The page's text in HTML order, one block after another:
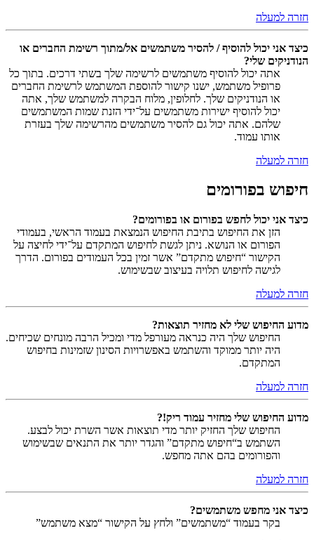
חזרה למעלה
כיצד אני יכול להוסיף / להסיר משתמשים אל/מתוך רשימת החברים או
הנודניקים שלי?
אתה יכול להוסיף משתמשים לרשימה שלך בשתי דרכים. בתוך כל
פרופיל משתמש, ישנו קישור להוספת המשתמש לרשימת החברים
או הנודניקים שלך. לחלופין, מלוח הבקרה למשתמש שלך, אתה
יכול להוסיף ישירות משתמשים על־ידי הזנת שמות המשתמשים
שלהם. אתה יכול גם להסיר משתמשים מהרשימה שלך בעזרת
אותו עמוד.
חזרה למעלה
חיפוש בפורומים
כיצד אני יכול לחפש בפורום או בפורומים?
הזן את החיפוש בתיבת החיפוש הנמצאת בעמוד הראשי, בעמודי
הפורום או הנושא. ניתן לגשת לחיפוש המתקדם על־ידי לחיצה על
הקישור “חיפוש מתקדם” אשר זמין בכל העמודים בפורום. הדרך
לגישה לחיפוש תלויה בעיצוב שבשימוש.
חזרה למעלה
מדוע החיפוש שלי לא מחזיר תוצאות?
החיפוש שלך היה כנראה מעורפל מדי ומכיל הרבה מונחים שכיחים.
היה יותר ממוקד והשתמש באפשרויות הסינון שזמינות בחיפוש
המתקדם.
חזרה למעלה
מדוע החיפוש שלי מחזיר עמוד ריק!?
החיפוש שלך החזיק יותר מדי תוצאות אשר השרת יכול לבצע.
השתמש ב“חיפוש מתקדם” והגדר יותר את התנאים שבשימוש
והפורומים בהם אתה מחפש.
חזרה למעלה
כיצד אני מחפש משתמשים?
בקר בעמוד “משתמשים” ולחץ על הקישור “מצא משתמש”